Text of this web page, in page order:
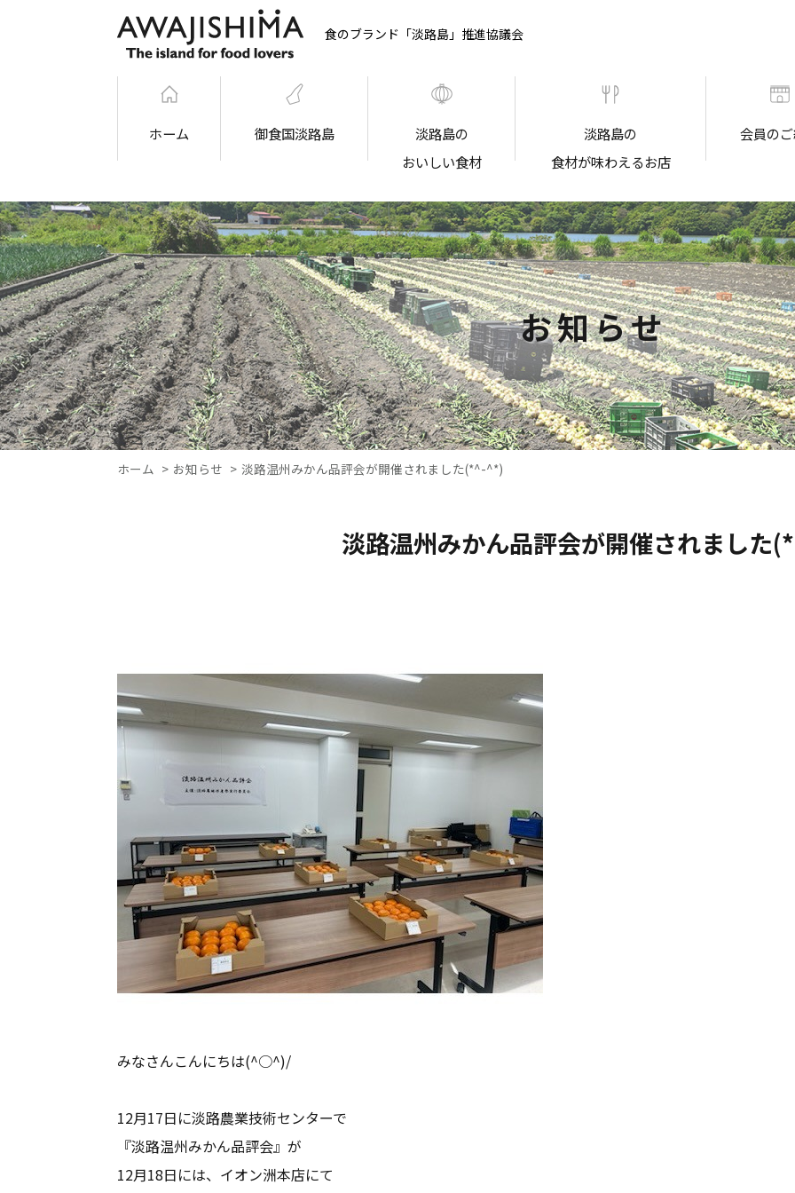
食のブランド「淡路島」推進協議会
ホーム 御食国淡路島
淡路島の
おいしい食材
淡路島の
食材が味わえるお店
会員の
お知らせ
ホーム お知らせ 淡路温州みかん品評会が開催されました(*^-^*)
淡路温州みかん品評会が開催されました
みなさんこんにちは(^○^)/
12月17日に淡路農業技術センターで
『淡路温州みかん品評会』が
12月18日には、イオン洲本店にて